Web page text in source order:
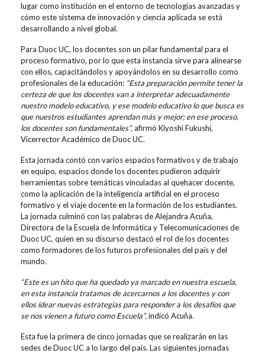
lugar como institución en el entorno de tecnologías avanzadas y
cómo este sistema de innovación y ciencia aplicada se está
desarrollando a nivel global.
Para Duoc UC, los docentes son un pilar fundamental para el
proceso formativo, por lo que esta instancia sirve para alinearse
con ellos, capacitándolos y apoyándolos en su desarrollo como
profesionales de la educación: “Esta preparación permite tener la
certeza de que los docentes van a interpretar adecuadamente
nuestro modelo educativo, y ese modelo educativo lo que busca es
que nuestros estudiantes aprendan más y mejor; en ese proceso,
los docentes son fundamentales”,afirmó Kiyoshi Fukushi,
Vicerrector Académico de Duoc UC.
Esta jornada contó con varios espacios formativos y de trabajo
en equipo, espacios donde los docentes pudieron adquirir
herramientas sobre temáticas vinculadas al quehacer docente,
como la aplicación de la inteligencia artificial en el proceso
formativo y el viaje docente en la formación de los estudiantes.
La jornada culminó con las palabras de Alejandra Acuña,
Directora de la Escuela de Informática y Telecomunicaciones de
Duoc UC, quien en su discurso destacó el rol de los docentes
como formadores de los futuros profesionales del país y del
mundo.
“Este es un hito que ha quedado ya marcado en nuestra escuela,
en esta instancia tratamos de acercarnos a los docentes y con
ellos idear nuevas estrategias para responder a los desafíos que
se nos vienen a futuro como Escuela”,indicó Acuña.
Esta fue la primera de cinco jornadas que se realizarán en las
sedes de Duoc UC a lo largo del país. Las siguientes jornadas